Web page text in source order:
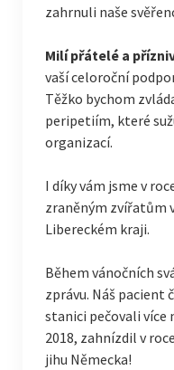
zahrnuli naše
Milí přátelé a
vaší celoroční
Těžko bychom
peripetiím, které
organizací.
I díky vám jsme v
zraněným zvířatům
Libereckém kraji.
Během vánočních
zprávu. Náš pacient
stanici pečovali více
2018, zahnízdil v
jihu Německa!